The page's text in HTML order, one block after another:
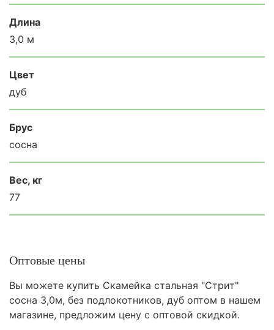
Длина
3,0 м
Цвет
дуб
Брус
сосна
Вес, кг
77
Оптовые цены
Вы можете купить Скамейка стальная "Стрит"
сосна 3,0м, без подлокотников, дуб оптом в нашем
магазине, предложим цену с оптовой скидкой.